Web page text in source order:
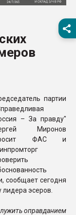
Armaloy PC/ABS-1IM
26.07.2022 "Сибирский
Профильная
покупка, обмен
партии
– За правду"
Миронов
ФАС и
сообщает сегодня
лидера эсеров.
оправданием